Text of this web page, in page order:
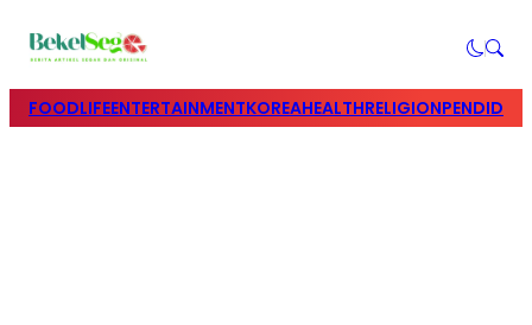
FOODLIFEENTERTAINMENTKOREAHEALTHRELIGION